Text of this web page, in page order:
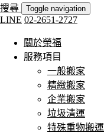
搜尋 Toggle navigation
LINE 02-2651-2727
關於榮福
服務項目
一般搬家
精緻搬家
企業搬家
垃圾清運
特殊重物搬運